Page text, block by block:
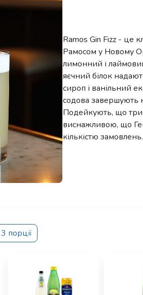
Ramos Gin Fizz - це
Рамосом у Новому
лимонний і
яєчний білок
сироп і ванільний
содова завершують
Подейкують, що
виснажливою, що
кількістю замовлень.
3 порції